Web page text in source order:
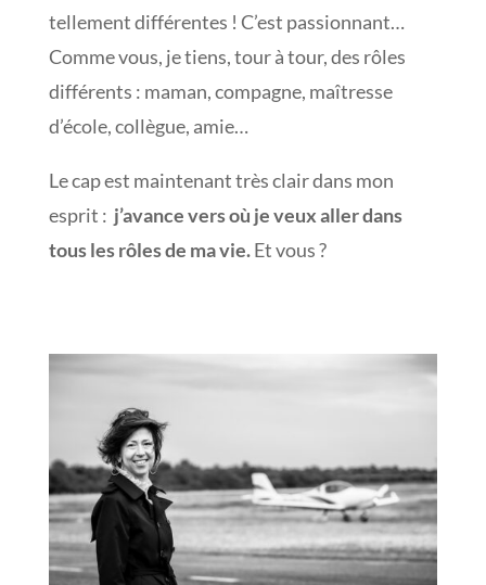
tellement différentes ! C’est passionnant…
Comme vous, je tiens, tour à tour, des rôles
différents : maman, compagne, maîtresse
d’école, collègue, amie…
Le cap est maintenant très clair dans mon
esprit : j’avance vers où je veux aller dans
tous les rôles de ma vie.Et vous ?